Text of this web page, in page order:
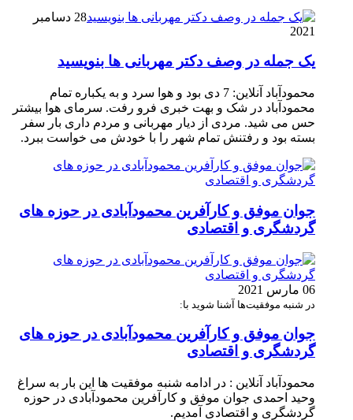
28 دسامبر
2021
یک جمله در وصف دکتر مهربانی ها بنویسید
محمودآباد آنلاین: 7 دی بود و هوا سرد و به یکباره تمام
محمودآباد در شک و بهت خبری فرو رفت. سرمای هوا بیشتر
حس می شید. مردی از دیار مهربانی و مردم داری بار سفر
بسته بود و رفتنش تمام شهر را با خودش می خواست ببرد.
جوان موفق و کارآفرین محمودآبادی در حوزه های
گردشگری و اقتصادی
06 مارس 2021
در شنبه موفقیت‌ها آشنا شوید با:
جوان موفق و کارآفرین محمودآبادی در حوزه های
گردشگری و اقتصادی
محمودآباد آنلاین : در ادامه شنبه موفقیت ها این بار به سراغ
وحید احمدی جوان موفق و کارآفرین محمودآبادی در حوزه
گردشگری و اقتصادی آمدیم.